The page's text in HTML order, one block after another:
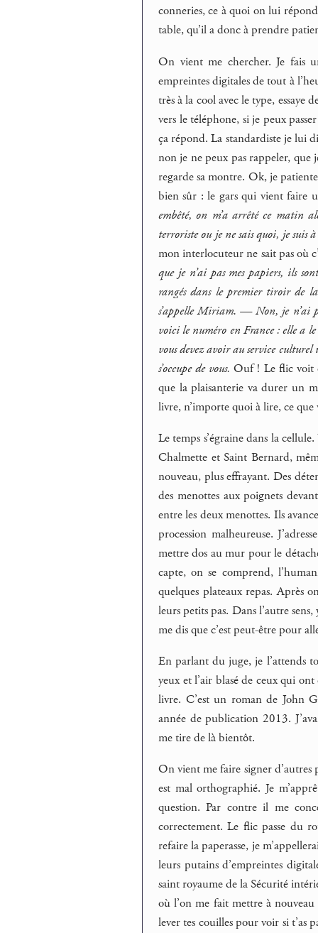
conneries, ce à quoi on lui
table, qu’il a donc à prendre
On vient me chercher. Je fais
empreintes digitales de tout à
très à la cool avec le type,
vers le téléphone, si je peux
ça répond. La standardiste je lui
non je ne peux pas rappeler,
regarde sa montre. Ok, je
bien sûr : le gars qui vient faire
embêté, on m’a arrêté ce matin
terroriste ou je ne sais quoi, je suis
mon interlocuteur ne sait pas où
que je n’ai pas mes papiers, ils
rangés dans le premier tiroir de la
s’appelle Miriam. — Non, je n’ai
voici le numéro en France : elle a
vous devez avoir au service
s’occupe de vous. Ouf ! Le flic voit
que la plaisanterie va durer un
livre, n’importe quoi à lire, ce
Le temps s’égraine dans la
Chalmette et Saint Bernard,
nouveau, plus effrayant. Des
des menottes aux poignets
entre les deux menottes. Ils
procession malheureuse.
mettre dos au mur pour le
capte, on se comprend,
quelques plateaux repas. Après
leurs petits pas. Dans l’autre
me dis que c’est peut-être pour
En parlant du juge, je l’attends
yeux et l’air blasé de ceux qui
livre. C’est un roman de John
année de publication 2013.
me tire de là bientôt.
On vient me faire signer d’autres
est mal orthographié. Je
question. Par contre il me
correctement. Le flic passe du
refaire la paperasse, je
leurs putains d’empreintes
saint royaume de la Sécurité
où l’on me fait mettre à
lever tes couilles pour voir si t’as